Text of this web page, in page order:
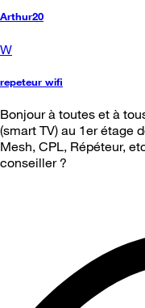
Arthur20
W
repeteur wifi
Bonjour à toutes et à
(smart TV) au 1er étage
Mesh, CPL, Répéteur,
conseiller ?